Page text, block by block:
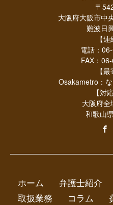
〒
大阪府大阪市中
難波日
【
電話：
FAX：
【
Osakametro：
【対
大阪府全
和歌山
ホーム 弁護士紹介
取扱業務
コラム